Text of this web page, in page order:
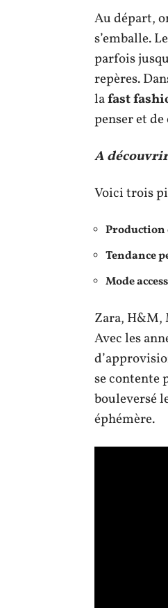
Au départ,
s’emballe.
parfois
repères.
lafast
penser et
A
Voici trois
Production
Tendance
Mode
Zara, H&M,
Avec les
se contente
bouleversé
éphémère.